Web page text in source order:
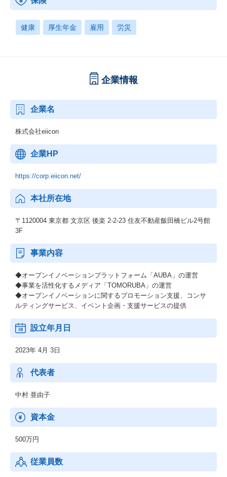
健康 厚生年金 雇用 労災
企業情報
企業名
株式会社eiicon
企業HP
https://corp.eiicon.net/
本社所在地
〒1120004 東京都 文京区 後楽 2-2-23 住友不動産飯田橋ビル2号館
3F
事業内容
◆オープンイノベーションプラットフォーム「AUBA」の運営
◆事業を活性化するメディア「TOMORUBA」の運営
◆オープンイノベーションに関するプロモーション支援、コンサ
ルティングサービス、イベント企画・支援サービスの提供
設立年月日
2023年 4月 3日
代表者
中村 亜由子
資本金
500万円
従業員数